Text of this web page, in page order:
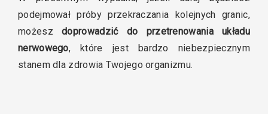
podejmował próby przekraczania kolejnych granic,
możeszdoprowadzić do przetrenowania układu
nerwowego, które jest bardzo niebezpiecznym
stanem dla zdrowia Twojego organizmu.